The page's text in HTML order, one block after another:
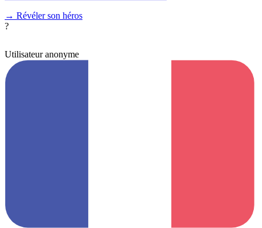
→ Révéler son héros
?
Utilisateur anonyme